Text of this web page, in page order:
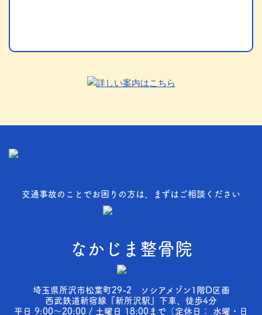
交通事故のことでお困りの方は、まずはご相談ください
なかじま整骨院
埼玉県所沢市松葉町29-2 ソシアメゾン1階D区画
西武鉄道新宿線『新所沢駅』下車、徒歩4分
平日 9:00～20:00 / 土曜日 18:00まで（定休日： 水曜・日